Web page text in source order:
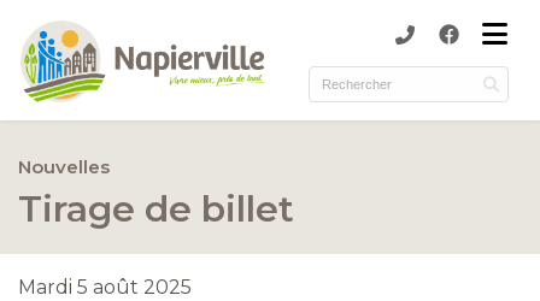
(Municipalité )
(Services )
(Environnement )
Nouvelles
Tirage de billet
Mardi 5 août 2025